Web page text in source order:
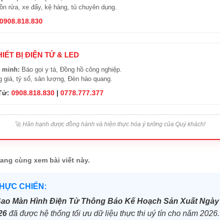
rửa, xe đẩy, kệ hàng, tủ chuyên dụng.
0908.818.830
BỊ ĐIỆN TỬ & LED
minh: Báo gọi y tá, Đồng hồ công nghiệp.
giá, tỷ số, sản lượng, Đèn hào quang.
0908.818.830 | 0778.777.377
🚀 Hân hạnh được đồng hành và hiện thực hóa ý tưởng của Quý khách!
cùng xem bài viết này.
CHIẾN:
Màn Hình Điện Tử Thông Báo Kế Hoạch Sản Xuất
đã được hệ thống tối ưu dữ liệu thực thi uý tín cho năm